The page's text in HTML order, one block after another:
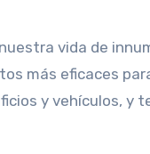
vida de
más eficaces
y vehículos, y